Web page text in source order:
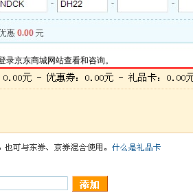
京东商城网站查看和咨询。